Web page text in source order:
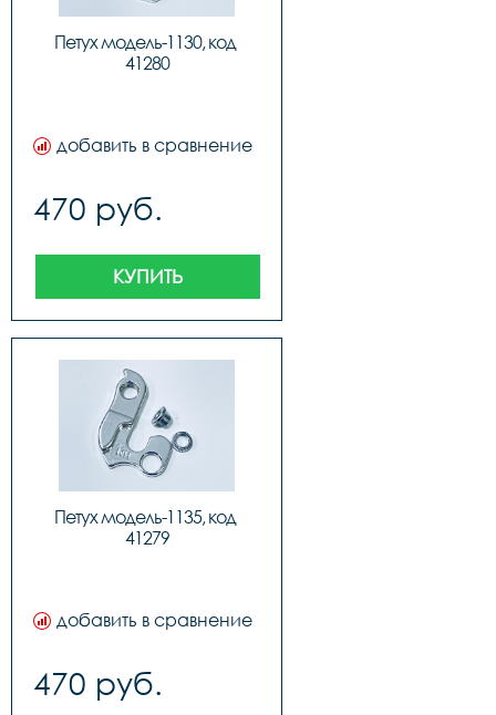
Петух модель-1130, код
41280
добавить в сравнение
470 руб.
КУПИТЬ
Петух модель-1135, код
41279
добавить в сравнение
470 руб.